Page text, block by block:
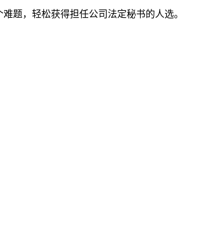
题，轻松获得担任公司法定秘书的人选。